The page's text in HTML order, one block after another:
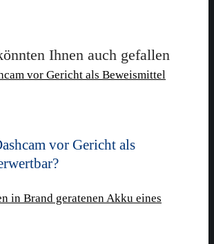
Ihnen auch gefallen
vor Gericht als Beweismittel
vor Gericht als
in Brand geratenen Akku eines